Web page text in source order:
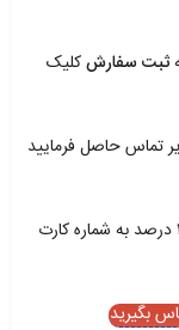
ثبت سفارشکليک
تماس حاصل فرماييد
براي خريد کارت به کارت و تلفني مبلغ اکانت را + ۱۰ درصد به شماره کارت
بگیرید